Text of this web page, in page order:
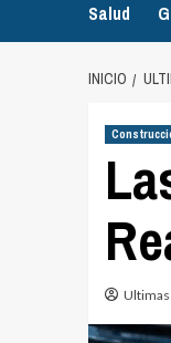
Salud
INICIO
Ultimas